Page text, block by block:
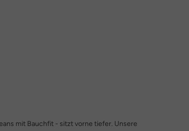
mit Bauchfit - sitzt vorne tiefer. Unsere